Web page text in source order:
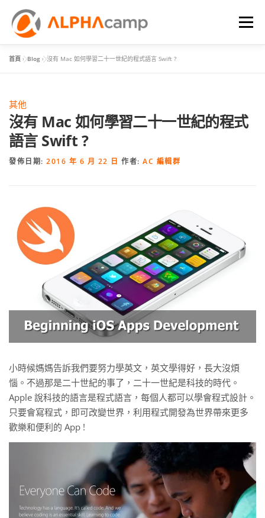
選單
FAQ
首頁 »Blog »沒有 Mac 如何學習二十一世紀的程式語言 Swift ?
其他
沒有 Mac 如何學習二十一世紀的程式
語言 Swift ?
發佈日期: 2016 年 6 月 22 日 作者: AC 編輯群
小時候媽媽告訴我們要努力學英文，英文學得好，長大沒煩
惱。不過那是二十世紀的事了，二十一世紀是科技的時代。
Apple 說科技的語言是程式語言，每個人都可以學會程式設計。
只要會寫程式，即可改變世界，利用程式開發為世界帶來更多
歡樂和便利的 App !